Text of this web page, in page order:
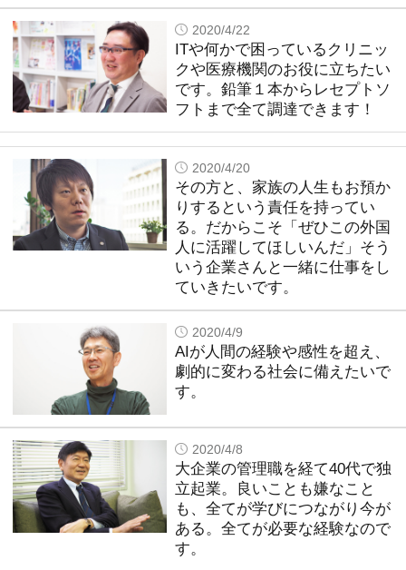
2020/4/22
ITや何かで困っているクリニッ
クや医療機関のお役に立ちたい
です。鉛筆１本からレセプトソ
フトまで全て調達できます！
2020/4/20
その方と、家族の人生もお預か
りするという責任を持ってい
る。だからこそ「ぜひこの外国
人に活躍してほしいんだ」そう
いう企業さんと一緒に仕事をし
ていきたいです。
2020/4/9
AIが人間の経験や感性を超え、
劇的に変わる社会に備えたいで
す。
2020/4/8
大企業の管理職を経て40代で独
立起業。良いことも嫌なこと
も、全てが学びにつながり今が
ある。全てが必要な経験なので
す。